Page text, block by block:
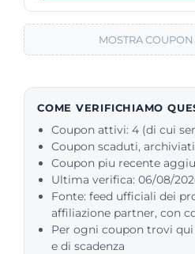
MOSTRA COUPON
COME VERIFICHIAMO
Coupon attivi: 4 (di cui
Coupon scaduti,
Coupon piu recente
Ultima verifica: 06/08/
Fonte: feed ufficiali dei
affiliazione partner, con
Per ogni coupon trovi
e di scadenza